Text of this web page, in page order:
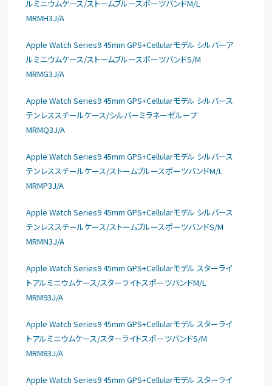
ルミニウムケース/ストームブルースポーツバンドM/L
MRMH3J/A
Apple Watch Series9 45mm GPS+Cellularモデル シルバーア
ルミニウムケース/ストームブルースポーツバンドS/M
MRMG3J/A
Apple Watch Series9 45mm GPS+Cellularモデル シルバース
テンレススチールケース/シルバーミラネーゼループ
MRMQ3J/A
Apple Watch Series9 45mm GPS+Cellularモデル シルバース
テンレススチールケース/ストームブルースポーツバンドM/L
MRMP3J/A
Apple Watch Series9 45mm GPS+Cellularモデル シルバース
テンレススチールケース/ストームブルースポーツバンドS/M
MRMN3J/A
Apple Watch Series9 45mm GPS+Cellularモデル スターライ
トアルミニウムケース/スターライトスポーツバンドM/L
MRM93J/A
Apple Watch Series9 45mm GPS+Cellularモデル スターライ
トアルミニウムケース/スターライトスポーツバンドS/M
MRM83J/A
Apple Watch Series9 45mm GPS+Cellularモデル スターライ